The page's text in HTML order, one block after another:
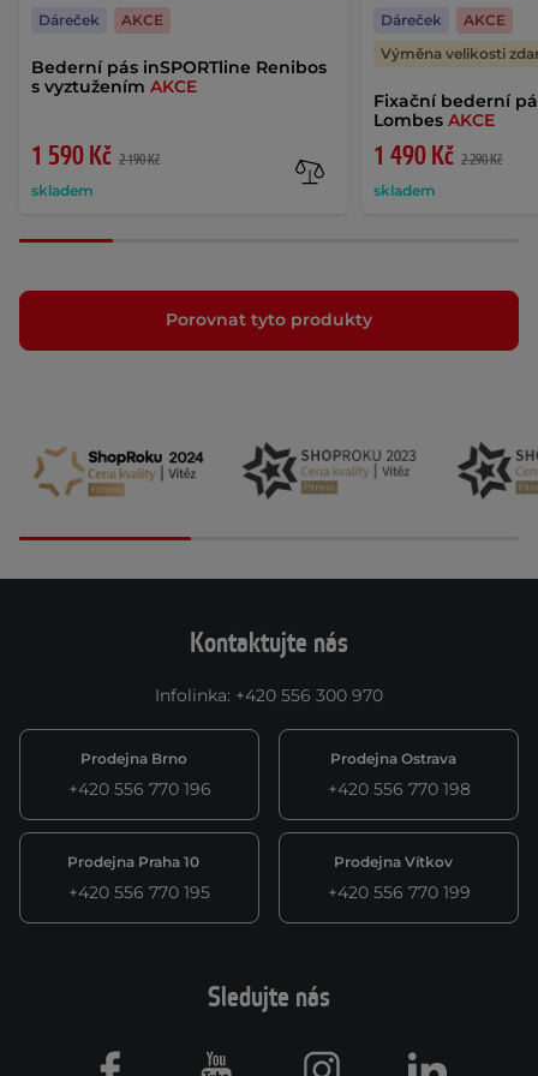
Bederní pás inSPORTline Renibos
s vyztužením AKCE
1 590 Kč 2 190 Kč
skladem
Dáreček AKCE
Fixační bederní
LombesAKCE
1 490 Kč 2 290 Kč
skladem
Dáreček
AKCE
Výměna velikosti
Porovnat tyto produkty
Kontaktujte nás
Infolinka: +420 556 300 970
Prodejna Brno
+420 556 770 196
Prodejna Ostrava
+420 556 770 198
Prodejna Praha 10
+420 556 770 195
Prodejna Vítkov
+420 556 770 199
Sledujte nás